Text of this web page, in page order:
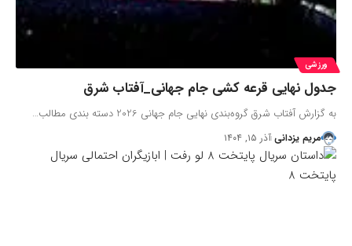
ورزشی
جدول نهایی قرعه کشی جام جهانی_آفتاب شرق
به گزارش آفتاب شرق گروه‌بندی نهایی جام جهانی 2026 دسته بندی مطالب…
مریم یزدانی آذر ۱۵, ۱۴۰۴